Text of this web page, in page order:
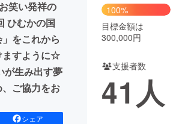
Social Good
CAMPFIRE Creation
ふるさと納税
コミュニティ
笑い発祥の
ひむかの国
をこれから
ますように☆
が生み出す夢
ご協力をお
シェア
100%
目標金額は
300,000円
支援者数
41 人